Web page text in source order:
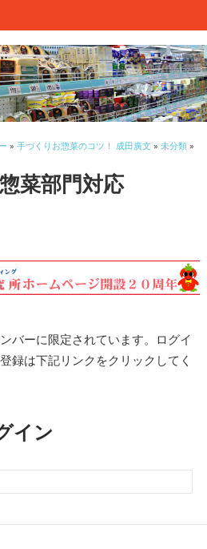
» 手づくりお惣菜のコツ！ 成田廣文 » 未分類»
菜部門対応
バーに限定されています。ログイ
録は下記リンクをクリックしてく
イン